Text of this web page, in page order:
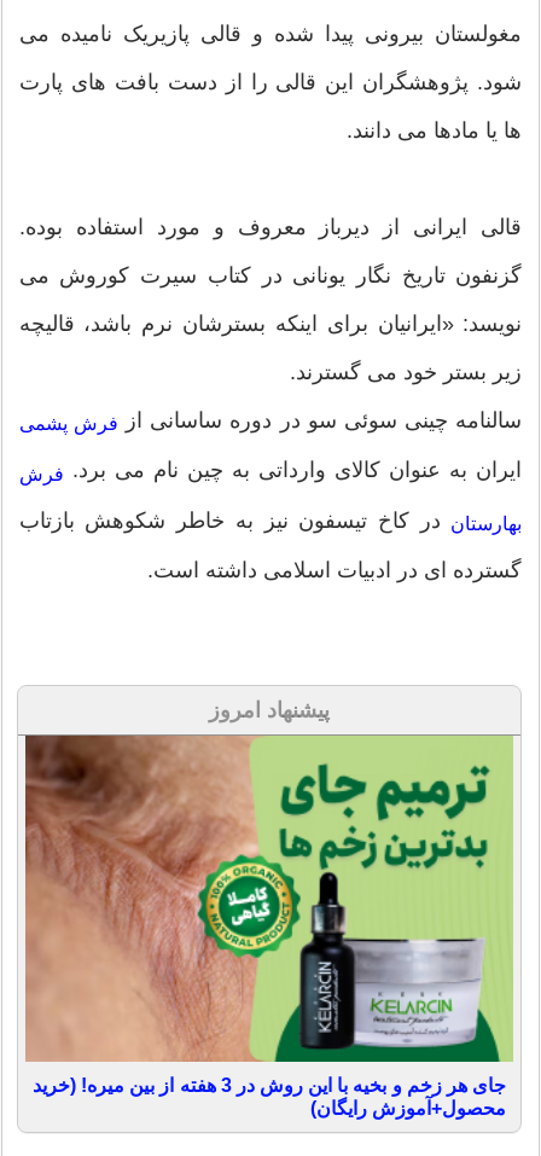
مغولستان بیرونی پیدا شده و قالی پازیریک نامیده می
شود. پژوهشگران این قالی را از دست بافت های پارت
ها یا مادها می دانند.
قالی ایرانی از دیرباز معروف و مورد استفاده بوده.
گزنفون تاریخ نگار یونانی در کتاب سیرت کوروش می
نویسد: «ایرانیان برای اینکه بسترشان نرم باشد، قالیچه
زیر بستر خود می گسترند.
سالنامه چینی سوئی سو در دوره ساسانی از
فرش پشمی
ایران به عنوان کالای وارداتی به چین نام می برد. فرش
بهارستان در کاخ تیسفون نیز به خاطر شکوهش بازتاب
گسترده ای در ادبیات اسلامی داشته است.
پیشنهاد امروز
جای هر زخم و بخیه با این روش در 3 هفته از بین میره! (خرید
محصول+آموزش رایگان)